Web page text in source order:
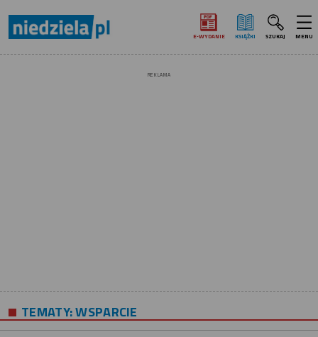
E‑WYDANIE KSIĄŻKI SZUKAJ MENU
REKLAMA
TEMATY:WSPARCIE